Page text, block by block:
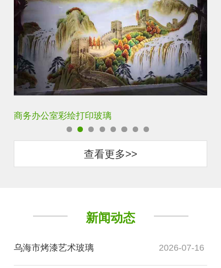
定制透明静电UV打印加工
查看更多>>
新闻动态
乌海市烤漆艺术玻璃 2026-07-16